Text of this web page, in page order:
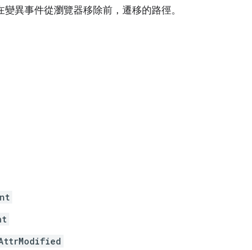
異事件從瀏覽器移除前，遷移的路徑。